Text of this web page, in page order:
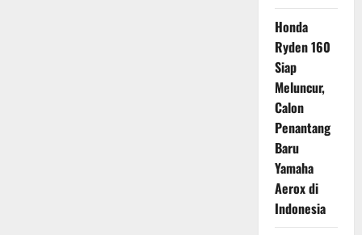
Honda
Ryden 160
Siap
Meluncur,
Calon
Penantang
Baru
Yamaha
Aerox di
Indonesia